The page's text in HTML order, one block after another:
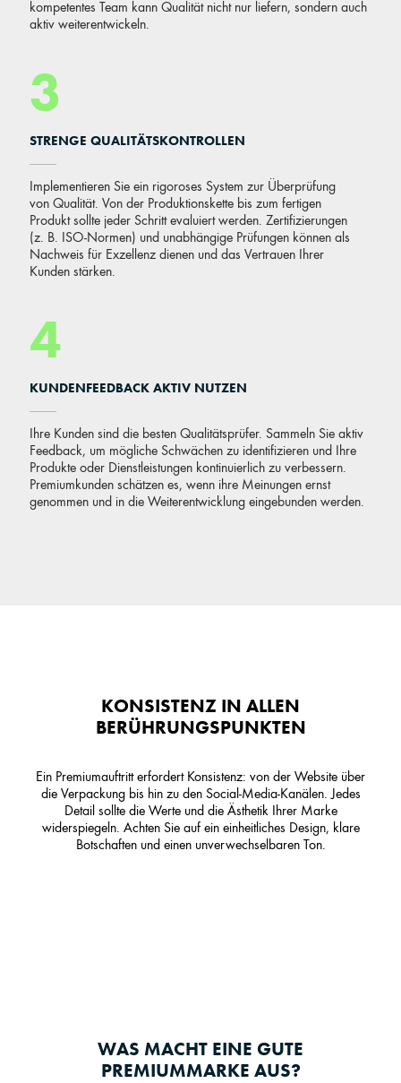
kompetentes Team kann Qualität nicht nur liefern, sondern auch
aktiv weiterentwickeln.
3
STRENGE QUALITÄTSKONTROLLEN
Implementieren Sie ein rigoroses System zur Überprüfung
von Qualität. Von der Produktionskette bis zum fertigen
Produkt sollte jeder Schritt evaluiert werden. Zertifizierungen
(z. B. ISO-Normen) und unabhängige Prüfungen können als
Nachweis für Exzellenz dienen und das Vertrauen Ihrer
Kunden stärken.
4
KUNDENFEEDBACK AKTIV NUTZEN
Ihre Kunden sind die besten Qualitätsprüfer. Sammeln Sie aktiv
Feedback, um mögliche Schwächen zu identifizieren und Ihre
Produkte oder Dienstleistungen kontinuierlich zu verbessern.
Premiumkunden schätzen es, wenn ihre Meinungen ernst
genommen und in die Weiterentwicklung eingebunden werden.
KONSISTENZ IN ALLEN
BERÜHRUNGSPUNKTEN
Ein Premiumauftritt erfordert Konsistenz: von der Website über
die Verpackung bis hin zu den Social-Media-Kanälen. Jedes
Detail sollte die Werte und die Ästhetik Ihrer Marke
widerspiegeln. Achten Sie auf ein einheitliches Design, klare
Botschaften und einen unverwechselbaren Ton.
WAS MACHT EINE GUTE
PREMIUMMARKE AUS?